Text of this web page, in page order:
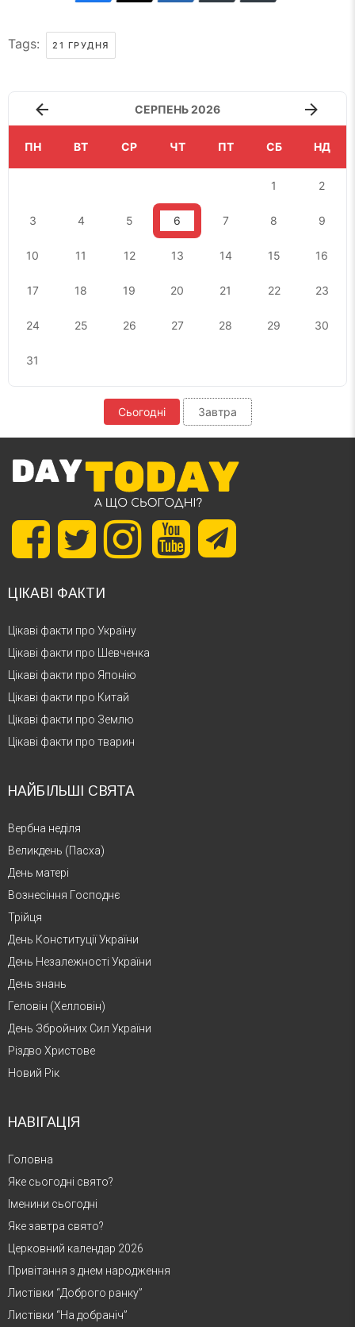
Tags: 21 ГРУДНЯ
СЕРПЕНЬ 2026
ПН ВТ СР ЧТ ПТ СБ НД
1 2
3 4 5 6 7 8 9
10 11 12 13 14 15 16
17 18 19 20 21 22 23
24 25 26 27 28 29 30
31
Сьогодні Завтра
ЦІКАВІ ФАКТИ
Цікаві факти про Україну
Цікаві факти про Шевченка
Цікаві факти про Японію
Цікаві факти про Китай
Цікаві факти про Землю
Цікаві факти про тварин
НАЙБІЛЬШІ СВЯТА
Вербна неділя
Великдень (Пасха)
День матері
Вознесіння Господнє
Трійця
День Конституції України
День Незалежності України
День знань
Геловін (Хелловін)
День Збройних Сил України
Різдво Христове
Новий Рік
НАВІГАЦІЯ
Головна
Яке сьогодні свято?
Іменини сьогодні
Яке завтра свято?
Церковний календар 2026
Привітання з днем народження
Листівки “Доброго ранку”
Листівки “На добраніч”